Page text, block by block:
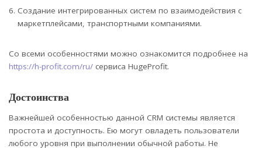
Создание интегрированных систем по взаимодействия с
маркетплейсами, транспортными компаниями.
Со всеми особенностями можно ознакомится подробнее на
https://h-profit.com/ru/ сервиса HugeProfit.
Достоинства
Важнейшей особенностью данной CRM системы является
простота и доступность. Ею могут овладеть пользователи
любого уровня при выполнении обычной работы. Не